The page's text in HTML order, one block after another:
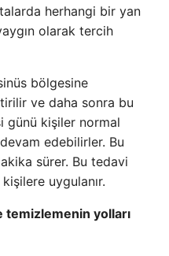
herhangi bir yan
olarak tercih
sinüs bölgesine
ve daha sonra bu
günü kişiler normal
edebilirler. Bu
sürer. Bu tedavi
uygulanır.
temizlemenin yolları